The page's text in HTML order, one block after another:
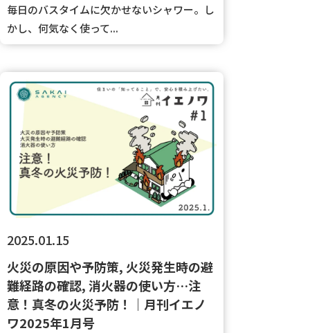
毎日のバスタイムに欠かせないシャワー。し
かし、何気なく使って...
2025.01.15
火災の原因や予防策, 火災発生時の避
難経路の確認, 消火器の使い方…注
意！真冬の火災予防！｜月刊イエノ
ワ2025年1月号